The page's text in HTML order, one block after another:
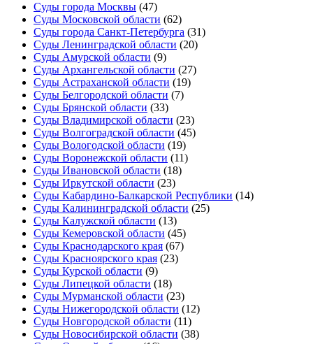
Суды города Москвы (47)
Суды Московской области (62)
Суды города Санкт-Петербурга (31)
Суды Ленинградской области (20)
Суды Амурской области (9)
Суды Архангельской области (27)
Суды Астраханской области (19)
Суды Белгородской области (7)
Суды Брянской области (33)
Суды Владимирской области (23)
Суды Волгоградской области (45)
Суды Вологодской области (19)
Суды Воронежской области (11)
Суды Ивановской области (18)
Суды Иркутской области (23)
Суды Кабардино-Балкарской Республики (14)
Суды Калининградской области (25)
Суды Калужской области (13)
Суды Кемеровской области (45)
Суды Краснодарского края (67)
Суды Красноярского края (23)
Суды Курской области (9)
Суды Липецкой области (18)
Суды Мурманской области (23)
Суды Нижегородской области (12)
Суды Новгородской области (11)
Суды Новосибирской области (38)